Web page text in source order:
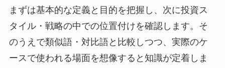
まずは基本的な定義と目的を把握し、次に投資ス
タイル・戦略の中での位置付けを確認します。そ
のうえで類似語・対比語と比較しつつ、実際のケ
ースで使われる場面を想像すると知識が定着しま